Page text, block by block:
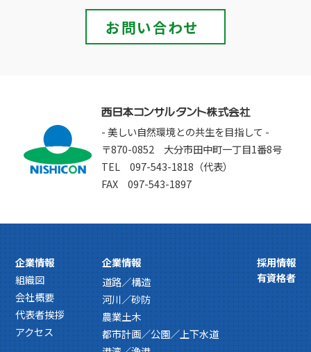
お問い合わせ
- 美しい自然環境との共生を目指して -
〒870-0852 大分市田中町一丁目1番8号
TEL 097-543-1818（代表）
FAX 097-543-1897
企業情報
組織図
会社概要
代表者挨拶
アクセス
企業情報
道路／構造
河川／砂防
農業土木
都市計画／公園／上下水道
採用情報
有資格者